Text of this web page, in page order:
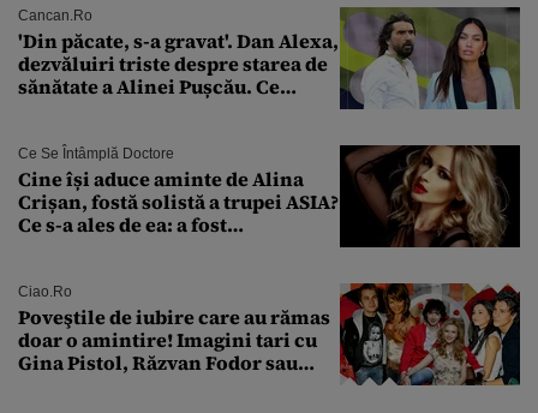
Cancan.ro
'Din păcate, s-a gravat'. Dan Alexa,
dezvăluiri triste despre starea de
sănătate a Alinei Pușcău. Ce
Ce Se Întâmplă Doctore
Cine își aduce aminte de Alina
Crișan, fostă solistă a trupei ASIA?
Ce s-a ales de ea: a fost
Ciao.ro
Poveştile de iubire care au rămas
doar o amintire! Imagini tari cu
Gina Pistol, Răzvan Fodor sau